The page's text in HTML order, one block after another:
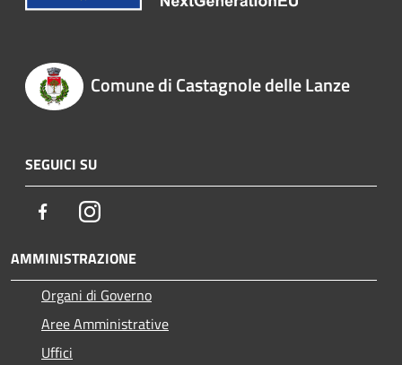
Comune di Castagnole delle Lanze
SEGUICI SU
FacebookInstagram
AMMINISTRAZIONE
Organi di Governo
Aree Amministrative
Uffici